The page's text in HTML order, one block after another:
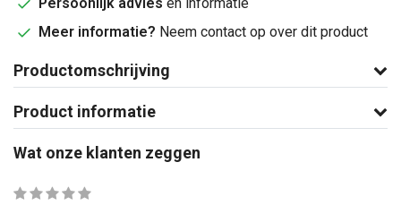
Meer informatie? Neem contact op over dit product
Productomschrijving
Product informatie
Wat onze klanten zeggen